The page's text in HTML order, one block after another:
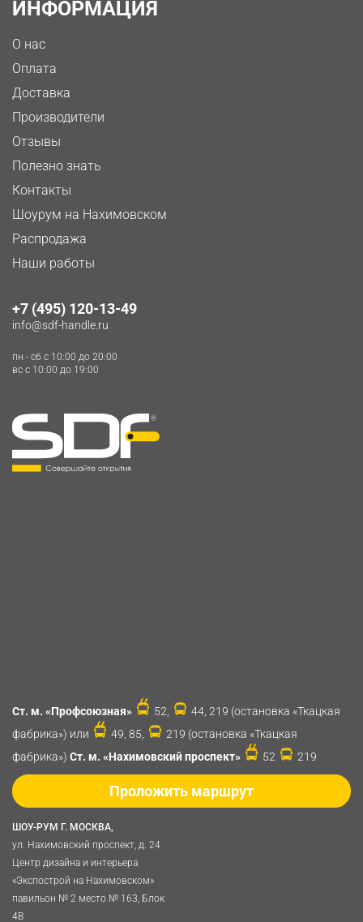
ИНФОРМАЦИЯ
О нас
Оплата
Доставка
Производители
Отзывы
Полезно знать
Контакты
Шоурум на Нахимовском
Распродажа
Наши работы
+7 (495) 120-13-49
info@sdf-handle.ru
пн - сб c 10:00 до 20:00
вс c 10:00 до 19:00
ШОУ-РУМ Г. МОСКВА,
ул. Нахимовский проспект, д. 24
Центр дизайна и интерьера
«Экспострой на Нахимовском»
павильон № 2 место № 163, Блок
4B
Ст. м. «Профсоюзная» 52,
44, 219 (остановка «Ткацкая
фабрика») или
49, 85,
219 (остановка «Ткацкая
фабрика») Ст. м. «Нахимовский проспект» 52 219
Проложить маршрут